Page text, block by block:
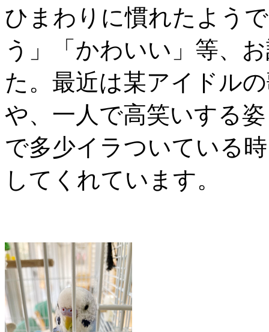
ひまわりに慣れたよう
う」「かわいい」等、
た。最近は某アイドル
や、一人で高笑いする
で多少イラついている
してくれています。